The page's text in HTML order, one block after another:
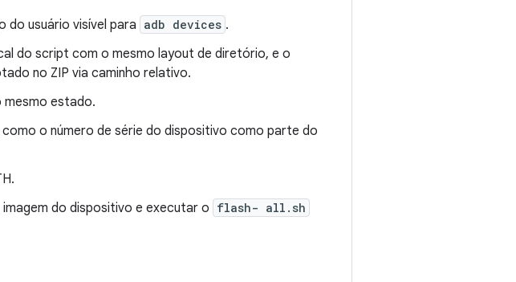
do usuário visível para adb devices .
do script com o mesmo layout de diretório, e o
no ZIP via caminho relativo.
estado.
o número de série do dispositivo como parte do
do dispositivo e executar o flash- all.sh